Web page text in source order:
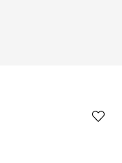
12
Element 3